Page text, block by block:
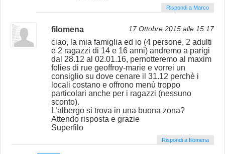
Rispondi a Marco
filomena 17 Ottobre 2015 alle 15:17
ciao, la mia famiglia ed io (4 persone, 2 adulti
e 2 ragazzi di 14 e 16 anni) andremo a parigi
dal 28.12 al 02.01.16, pernotteremo al maxim
folies di rue geoffroy-marie e vorrei un
consiglio su dove cenare il 31.12 perchè i
locali costano e offrono menù troppo
particolari anche per i ragazzi (nessuno
sconto).
L’albergo si trova in una buona zona?
Attendo risposta e grazie
Superfilo
Rispondi a filomena